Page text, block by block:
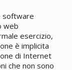
software
web
esercizio,
è implicita
di Internet
che non sono